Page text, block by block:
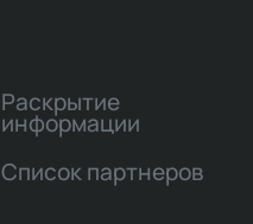
Раскрытие
информации
Список партнеров